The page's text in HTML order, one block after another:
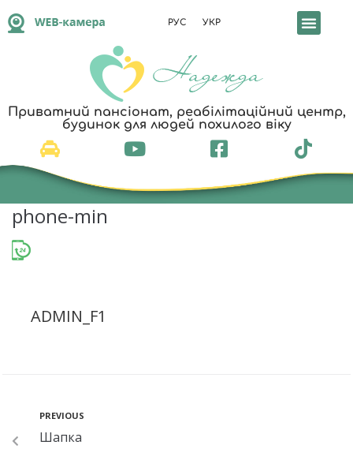
РУС УКР
Приватний пансіонат, реабілітаційний центр,
будинок для людей похилого віку
phone-min
ADMIN_F1
PREVIOUS
Шапка